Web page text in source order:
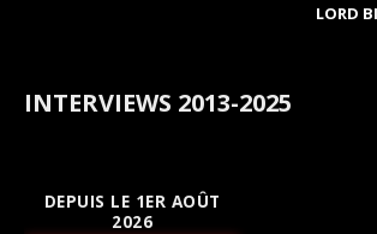
LORD
INTERVIEWS 2013-2025
DEPUIS LE 1ER AOÛT
2026